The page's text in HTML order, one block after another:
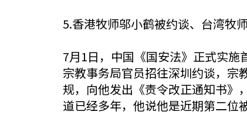
5.香港牧师邬小鹤被约谈、台湾牧
7月1日，中国《国安法》正式实
宗教事务局官员招往深圳约谈，宗
规，向他发出《责令改正通知书》
道已经多年，他说他是近期第二位